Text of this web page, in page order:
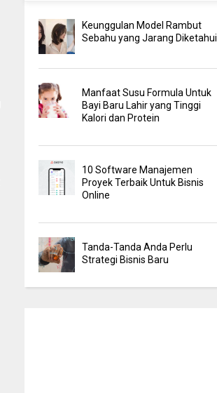
Keunggulan Model Rambut
Sebahu yang Jarang Diketahui
Manfaat Susu Formula Untuk
Bayi Baru Lahir yang Tinggi
Kalori dan Protein
10 Software Manajemen
Proyek Terbaik Untuk Bisnis
Online
Tanda-Tanda Anda Perlu
Strategi Bisnis Baru